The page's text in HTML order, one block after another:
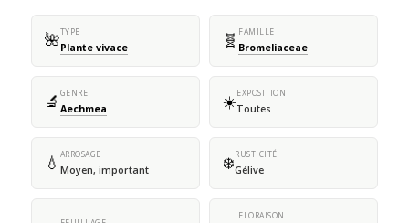
🌺TYPE
Plante vivace 🧬 FAMILLE
Bromeliaceae
🔬 GENRE
Aechmea ☀️EXPOSITION
Toutes
💧 ARROSAGE
Moyen, important ❄️RUSTICITÉ
Gélive
FLORAISON